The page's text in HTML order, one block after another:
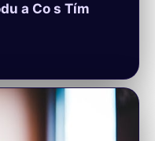
a Co s Tím